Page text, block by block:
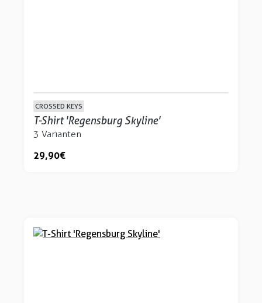
CROSSED KEYS
T-Shirt 'Regensburg Skyline'
3 Varianten
29,90 €